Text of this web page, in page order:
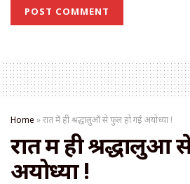
Home »रात में ही श्रद्धालुओं से फुल हो गई अयोध्या !
रात में ही श्रद्धालुओं
अयोध्या !